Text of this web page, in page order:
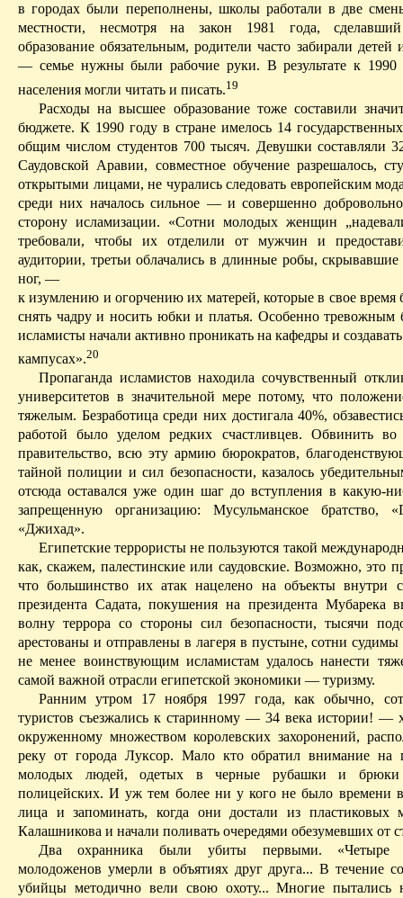
в городах были переполнены, школы работали в две
местности, несмотря на закон 1981 года, сделавший
образование обязательным, родители часто забирали детей
— семье нужны были рабочие руки. В результате к 1990
населения могли читать и писать.19
Расходы на высшее образование тоже составили
бюджете. К 1990 году в стране имелось 14
общим числом студентов 700 тысяч. Девушки составляли
Саудовской Аравии, совместное обучение разрешалось,
открытыми лицами, не чурались следовать европейским
среди них началось сильное — исовершенно
сторону исламизации. «Сотни молодых женщин
требовали, чтобы их отделили от мужчин и
аудитории, третьи облачались в длинные робы,
ног, —
к изумлению и огорчению их матерей, которые в свое время
снять чадру и носить юбки и платья. Особенно тревожным
исламисты начали активно проникать на кафедры и
кампусах».20
Пропаганда исламистов находила сочувственный
университетов в значительной мере потому, что
тяжелым. Безработица среди них достигала 40%,
работой было уделом редких счастливцев. Обвинить
правительство, всю эту армию бюрократов,
тайной полиции и сил безопасности, казалось
отсюда оставался уже один шаг до вступления в какую-
запрещенную организацию: Мусульманское братство, «
«Джихад».
Египетские террористы не пользуются такой
как, скажем, палестинские или саудовские. Возможно, это
что большинство их атак нацелено на объекты внутри
президента Садата, покушения на президента Мубарека
волну террора со стороны сил безопасности, тысячи
арестованы и отправлены в лагеря в пустыне, сотни
не менее воинствующим исламистам удалось нанести
самой важной отрасли египетской экономики — туризму.
Ранним утром 17 ноября 1997 года, как обычно,
туристов съезжались к старинному — 34 века истории! —
окруженному множеством королевских захоронений,
реку от города Луксор. Мало кто обратил внимание на
молодых людей, одетых в черные рубашки и
полицейских. И уж тем более ни у кого не было времени
лица и запоминать, когда они достали из пластиковых
Калашникова и начали поливать очередями обезумевших от
Два охранника были убиты первыми. «Четыре
молодоженов умерли в объятиях друг друга... В течение
убийцы методично вели свою охоту... Многие пытались